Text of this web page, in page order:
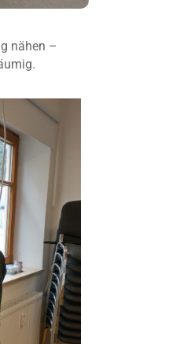
nähen –